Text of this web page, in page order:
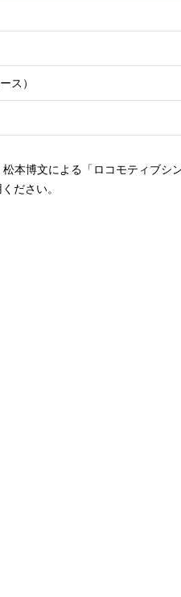
ス）
本博文による「ロコモティブシ
ださい。